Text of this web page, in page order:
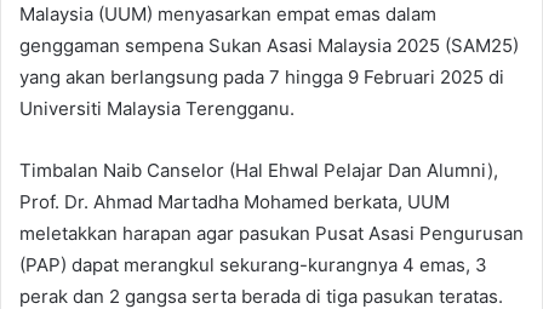
Malaysia (UUM) menyasarkan empat emas dalam
genggaman sempena Sukan Asasi Malaysia 2025 (SAM25)
yang akan berlangsung pada 7 hingga 9 Februari 2025 di
Universiti Malaysia Terengganu.
Timbalan Naib Canselor (Hal Ehwal Pelajar Dan Alumni),
Prof. Dr. Ahmad Martadha Mohamed berkata, UUM
meletakkan harapan agar pasukan Pusat Asasi Pengurusan
(PAP) dapat merangkul sekurang-kurangnya 4 emas, 3
perak dan 2 gangsa serta berada di tiga pasukan teratas.